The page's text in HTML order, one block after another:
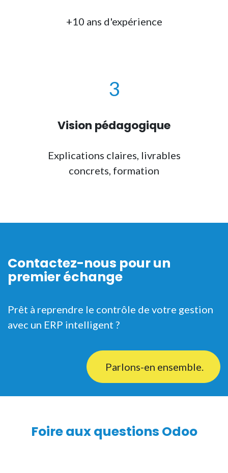
+10 ans d'expérience
3
Vision pédagogique
Explications claires, livrables
concrets, formation
Contactez-nous pour un
premier échange
Prêt à reprendre le contrôle de votre gestion
avec un ERP intelligent ?
Parlons-en ensemble.
Foire aux questions Odoo